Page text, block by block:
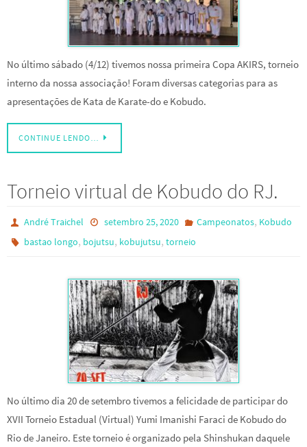
No último sábado (4/12) tivemos nossa primeira Copa AKIRS, torneio
interno da nossa associação! Foram diversas categorias para as
apresentações de Kata de Karate-do e Kobudo.
CONTINUE LENDO…
Torneio virtual de Kobudo do RJ.
André Traichel setembro 25, 2020 Campeonatos, Kobudo
bastao longo, bojutsu, kobujutsu,torneio
No último dia 20 de setembro tivemos a felicidade de participar do
XVII Torneio Estadual (Virtual) Yumi Imanishi Faraci de Kobudo do
Rio de Janeiro. Este torneio é organizado pela Shinshukan daquele